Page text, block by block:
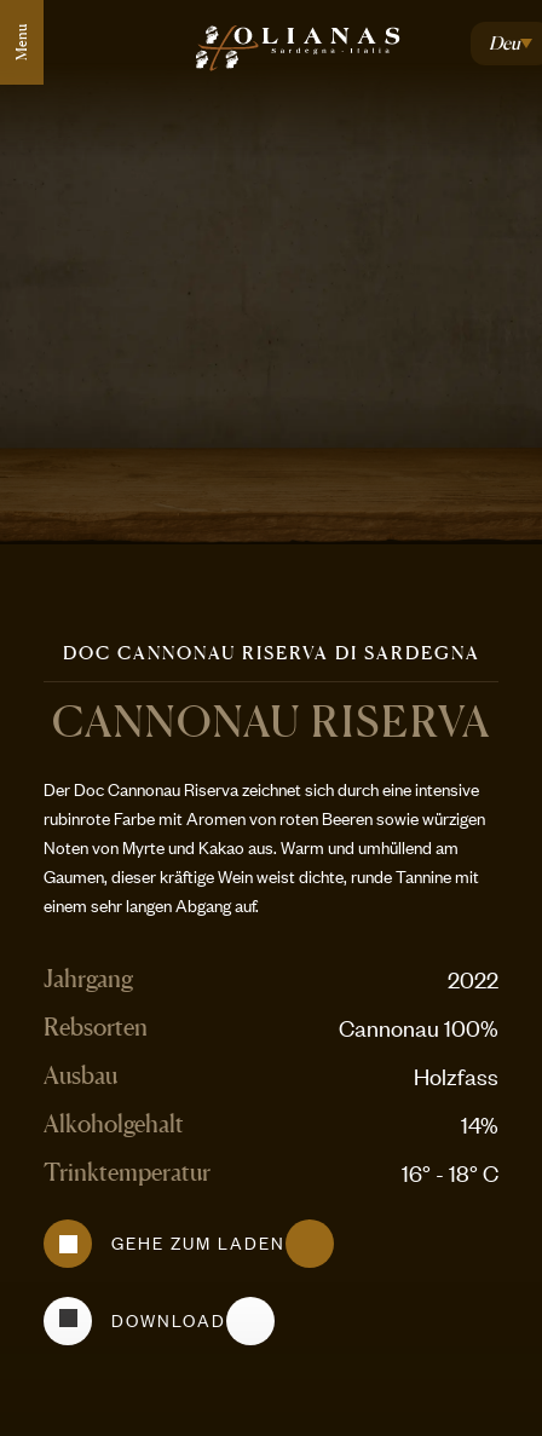
Menu Deu
DOC CANNONAU RISERVA DI SARDEGNA
CANNONAU RISERVA
Der Doc Cannonau Riserva zeichnet sich durch eine intensive
rubinrote Farbe mit Aromen von roten Beeren sowie würzigen
Noten von Myrte und Kakao aus. Warm und umhüllend am
Gaumen, dieser kräftige Wein weist dichte, runde Tannine mit
einem sehr langen Abgang auf.
Jahrgang 2022
Rebsorten Cannonau 100%
Ausbau Holzfass
Alkoholgehalt 14%
Trinktemperatur 16° - 18° C
GEHE ZUM LADEN
DOWNLOAD